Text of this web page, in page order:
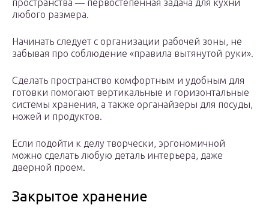
пространства — первостепенная задача для кухни
любого размера.
Начинать следует с организации рабочей зоны, не
забывая про соблюдение «правила вытянутой руки».
Сделать пространство комфортным и удобным для
готовки помогают вертикальные и горизонтальные
системы хранения, а также органайзеры для посуды,
ножей и продуктов.
Если подойти к делу творчески, эргономичной
можно сделать любую деталь интерьера, даже
дверной проем.
Закрытое хранение